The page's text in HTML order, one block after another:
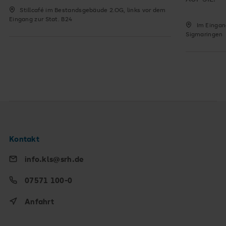
Stillcafé im Bestandsgebäude 2.OG, links vor dem
Eingang zur Stat. B24
Im
Sigmaringen
Kontakt
info.kls@srh.de
07571 100-0
Anfahrt